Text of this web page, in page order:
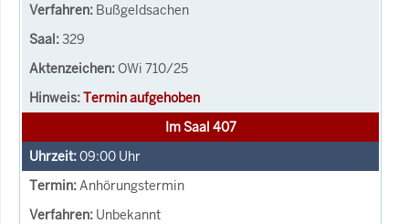
Bußgeldsachen
329
OWi 710/25
Termin aufgehoben
Im Saal 407
09:00 Uhr
Anhörungstermin
Unbekannt